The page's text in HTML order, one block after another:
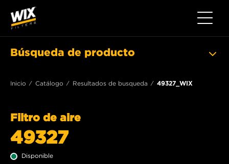
Toggle
Búsqueda de producto
Inicio Catálogo Resultados de busqueda 49327_WIX
Filtro de aire
49327
Disponible